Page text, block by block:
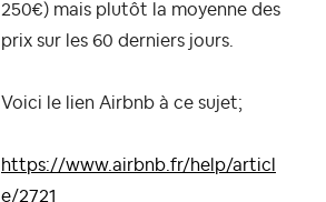
250€) mais plutôt la moyenne des
prix sur les 60 derniers jours.
Voici le lien Airbnb à ce sujet;
https://www.airbnb.fr/help/articl
e/2721